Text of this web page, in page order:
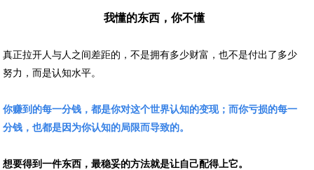
我懂的东西，你不懂
真正拉开人与人之间差距的，不是拥有多少财富，也不是付出了多少
努力，而是认知水平。
你赚到的每一分钱，都是你对这个世界认知的变现；而你亏损的每一
分钱，也都是因为你认知的局限而导致的。
想要得到一件东西，最稳妥的方法就是让自己配得上它。